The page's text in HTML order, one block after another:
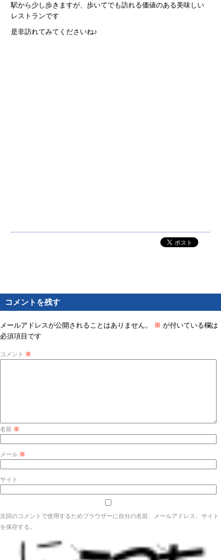
駅から少し歩きますが、歩いてでも訪れる価値のある美味しい
レストランです
是非訪れてみてくださいね♪
コメントを残す
メールアドレスが公開されることはありません。 ※ が付いている欄は
必須項目です
コメント ※
名前 ※
メール ※
サイト
次回のコメントで使用するためブラウザーに自分の名前、メールアドレス、サイト
を保存する。